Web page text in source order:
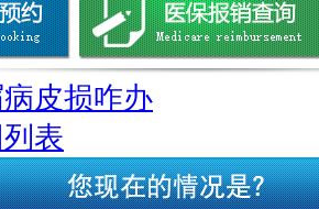
皮损咋办
表